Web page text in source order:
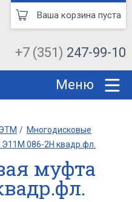
+7 (351) 247-99-10
Ваша корзина пуста
Меню
Многодисковые
086-2Н квадр.фл.
муфта